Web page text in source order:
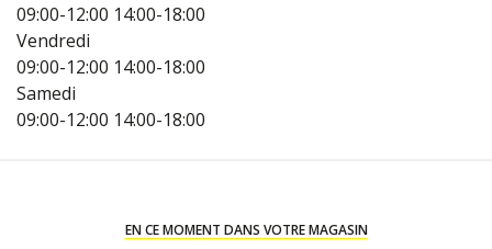
09:00-12:00 14:00-18:00
Vendredi
09:00-12:00 14:00-18:00
Samedi
09:00-12:00 14:00-18:00
EN CE MOMENT DANS VOTRE MAGASIN